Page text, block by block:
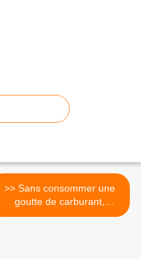
>> Sans consommer une
goutte de carburant,
propulsé par quatre